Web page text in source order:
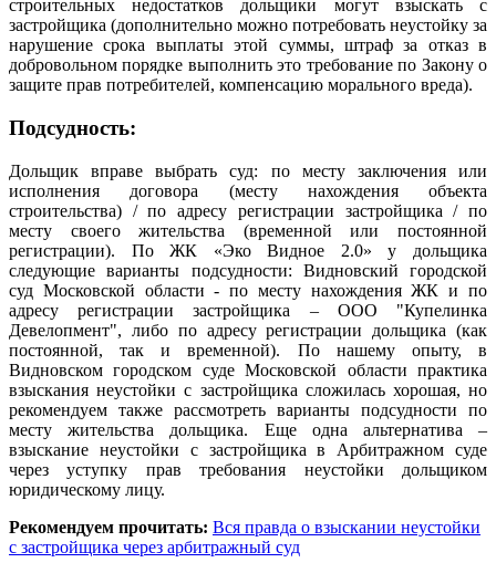
строительных недостатков дольщики могут взыскать с
застройщика (дополнительно можно потребовать неустойку за
нарушение срока выплаты этой суммы, штраф за отказ в
добровольном порядке выполнить это требование по Закону о
защите прав потребителей, компенсацию морального вреда).
Подсудность:
Дольщик вправе выбрать суд: по месту заключения или
исполнения договора (месту нахождения объекта
строительства) / по адресу регистрации застройщика / по
месту своего жительства (временной или постоянной
регистрации). По ЖК «Эко Видное 2.0» у дольщика
следующие варианты подсудности: Видновский городской
суд Московской области - по месту нахождения ЖК и по
адресу регистрации застройщика – ООО "Купелинка
Девелопмент", либо по адресу регистрации дольщика (как
постоянной, так и временной). По нашему опыту, в
Видновском городском суде Московской области практика
взыскания неустойки с застройщика сложилась хорошая, но
рекомендуем также рассмотреть варианты подсудности по
месту жительства дольщика. Еще одна альтернатива –
взыскание неустойки с застройщика в Арбитражном суде
через уступку прав требования неустойки дольщиком
юридическому лицу.
Рекомендуем прочитать: Вся правда о взыскании неустойки
с застройщика через арбитражный суд